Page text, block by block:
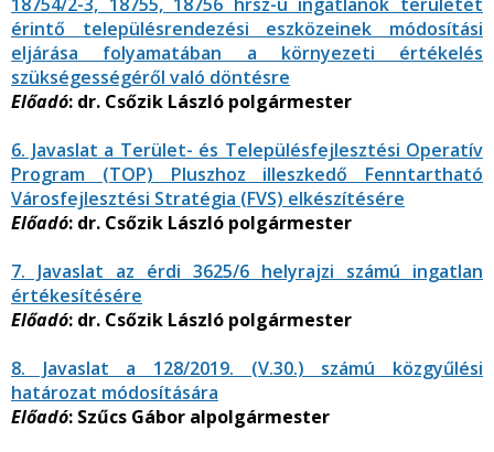
érintő településrendezési eszközeinek módosítási
eljárása folyamatában a környezeti értékelés
szükségességéről való döntésre
Előadó: dr. Csőzik László polgármester
6. Javaslat a Terület- és Településfejlesztési Operatív
Program (TOP) Pluszhoz illeszkedő Fenntartható
Városfejlesztési Stratégia (FVS) elkészítésére
Előadó: dr. Csőzik László polgármester
7. Javaslat az érdi 3625/6 helyrajzi számú ingatlan
értékesítésére
Előadó: dr. Csőzik László polgármester
8. Javaslat a 128/2019. (V.30.) számú közgyűlési
határozat módosítására
Előadó: Szűcs Gábor alpolgármester